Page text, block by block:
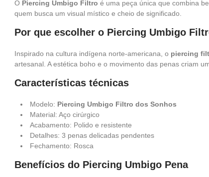
O Piercing Umbigo Filtro é uma peça única que combina
quem busca um visual místico e cheio de significado.
Por que escolher o Piercing Umbigo
Inspirado na cultura indígena norte-americana, o piercing
artesanal. A estética boho e o movimento das penas criam
Características técnicas
Modelo: Piercing Umbigo Filtro dos Sonhos
Material: Aço cirúrgico
Acabamento: Polido e resistente
Detalhes: 3 penas delicadas pendentes
Fechamento: Rosca
Benefícios do Piercing Umbigo Pena